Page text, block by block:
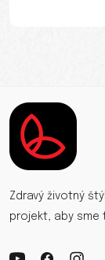
Zdravý životný
projekt, aby sme